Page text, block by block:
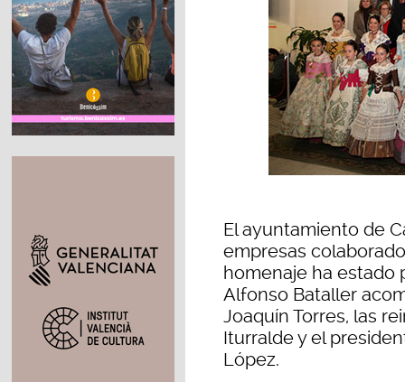
El ayuntamiento de
empresas
homenaje ha estado
Alfonso Bataller
Joaquín Torres, las
Iturralde y el
López.